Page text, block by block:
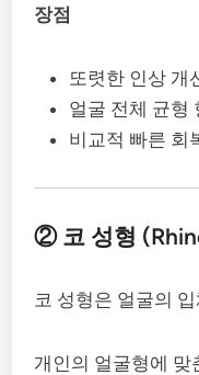
장점
또렷한 인상 개
얼굴 전체 균형
비교적 빠른 회
② 코 성형
코 성형은 얼굴의
개인의 얼굴형에 맞